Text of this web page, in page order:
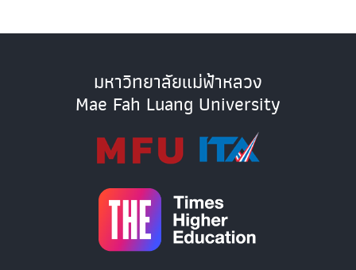
มหาวิทยาลัยแม่ฟ้าหลวง
Mae Fah Luang University